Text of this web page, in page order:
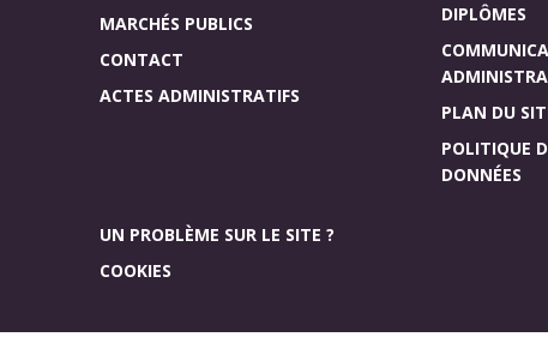
MARCHÉS PUBLICS
CONTACT
ACTES ADMINISTRATIFS
DIPLÔMES
PLAN DU
POLITIQUE
DONNÉES
UN PROBLÈME SUR LE SITE ?
COOKIES